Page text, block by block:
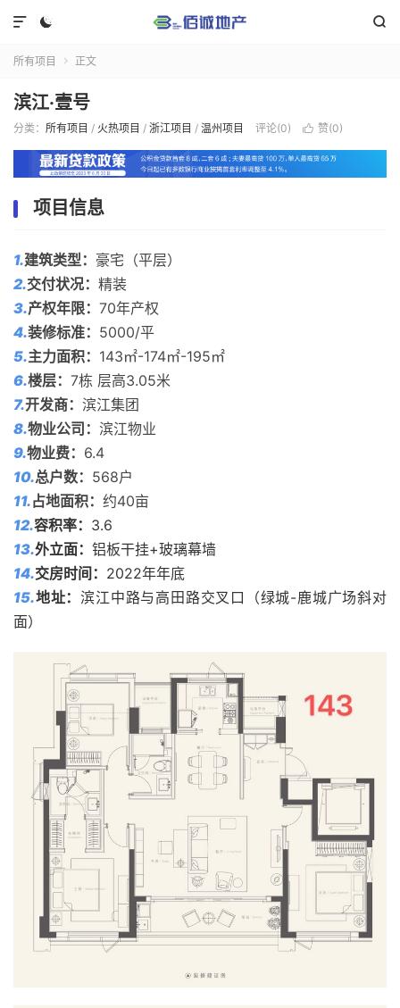
 

所有项目  正文
滨江·壹号
分类： 所有项目 / 火热项目 / 浙江项目 / 温州项目 评论(0)  赞(0)
项目信息
1.建筑类型： 豪宅（平层）
2.交付状况： 精装
3.产权年限： 70年产权
4.装修标准： 5000/平
5.主力面积： 143㎡-174㎡-195㎡
6.楼层： 7栋 层高3.05米
7.开发商： 滨江集团
8.物业公司： 滨江物业
9.物业费： 6.4
10.总户数： 568户
11.占地面积： 约40亩
12.容积率： 3.6
13.外立面： 铝板干挂+玻璃幕墙
14.交房时间： 2022年年底
15.地址：滨江中路与高田路交叉口（绿城-鹿城广场斜对
面）